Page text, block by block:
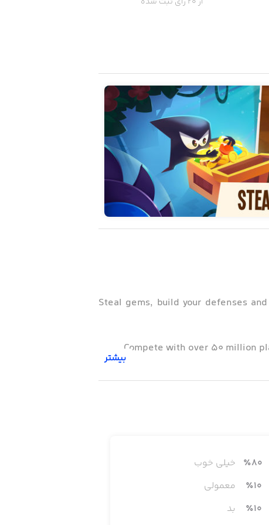
Steal gems, build your defenses
Compete with over 50 million
بیشتر
٪80
خیلی خوب
٪10
معمولی
٪10 بد